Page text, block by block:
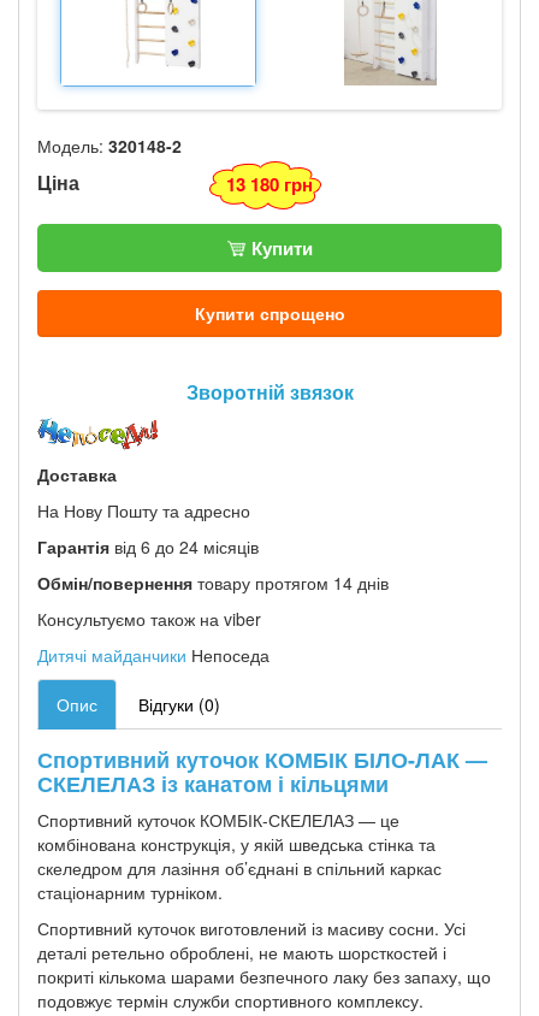
Модель: 320148-2
Ціна 13 180 грн
Купити
Купити спрощено
Зворотній звязок
Доставка
На Нову Пошту та адресно
Гарантія від 6 до 24 місяців
Обмін/повернення товару протягом 14 днів
Консультуємо також на viber
Дитячі майданчики Непоседа
Опис Відгуки (0)
Спортивний куточок КОМБІК БІЛО-ЛАК —
СКЕЛЕЛАЗ із канатом і кільцями
Спортивний куточок КОМБІК-СКЕЛЕЛАЗ — це
комбінована конструкція, у якій шведська стінка та
скеледром для лазіння об’єднані в спільний каркас
стаціонарним турніком.
Спортивний куточок виготовлений із масиву сосни. Усі
деталі ретельно оброблені, не мають шорсткостей і
покриті кількома шарами безпечного лаку без запаху, що
подовжує термін служби спортивного комплексу.